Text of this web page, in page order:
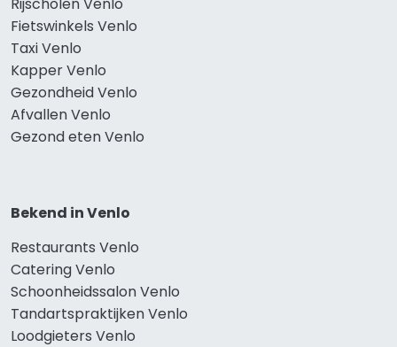
Fietswinkels Venlo
Taxi Venlo
Kapper Venlo
Gezondheid Venlo
Afvallen Venlo
Gezond eten Venlo
Bekend in Venlo
Restaurants Venlo
Catering Venlo
Schoonheidssalon Venlo
Tandartspraktijken Venlo
Loodgieters Venlo